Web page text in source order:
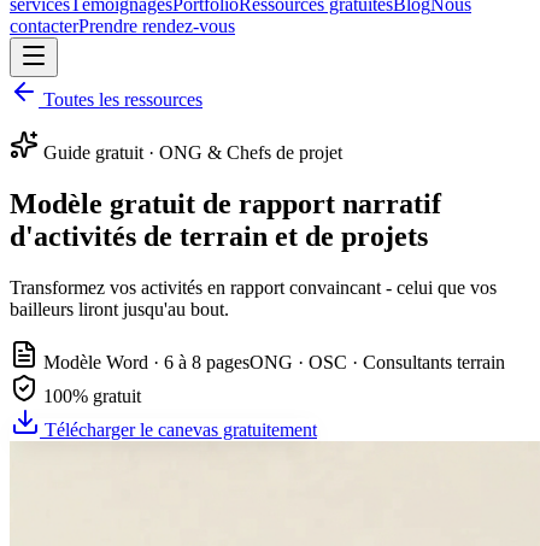
servicesTémoignagesPortfolioRessources gratuitesBlogNous
contacterPrendre rendez-vous
Toutes les ressources
Guide gratuit · ONG & Chefs de projet
Modèle gratuit de rapport narratif
d'activités de terrain et de projets
Transformez vos activités en rapport convaincant - celui que vos
bailleurs liront jusqu'au bout.
Modèle Word · 6 à 8 pagesONG · OSC · Consultants terrain
100% gratuit
Télécharger le canevas gratuitement